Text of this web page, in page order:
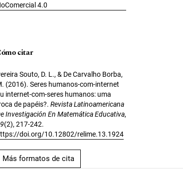
4.0
citar
Souto, D. L., & De Carvalho Borba,
(2016). Seres humanos-com-internet
internet-com-seres humanos: uma
de papéis?. Revista Latinoamericana
Investigación En Matemática Educativa,
(2), 217-242.
doi.org/10.12802/relime.13.1924
Más formatos de cita